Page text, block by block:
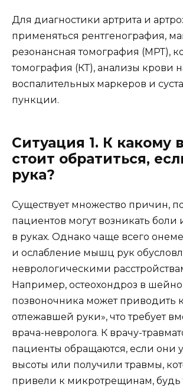
Для диагностики артрита и
применяться рентгенография,
резонансная томография (МРТ),
томография (КТ), анализы крови
воспалительных маркеров и
пункции.
Ситуация 1. К какому
стоит обратиться,
рука?
Существует множество причин,
пациентов могут возникать боли
в руках. Однако чаще всего
и ослабление мышц рук
неврологическими
Например, остеохондроз в
позвоночника может приводить
отлежавшей руки», что требует
врача-невролога. К врачу-
пациенты обращаются, если они
высоты или получили травмы,
привели к микротрещинам, будь